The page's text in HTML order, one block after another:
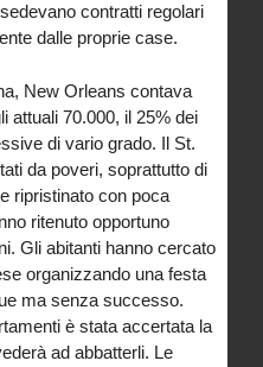
contratti regolari
dalle proprie case.
New Orleans contava
attuali 70.000, il 25% dei
di vario grado. Il St.
da poveri, soprattutto di
ripristinato con poca
ritenuto opportuno
Gli abitanti hanno cercato
organizzando una festa
ma senza successo.
è stata accertata la
ad abbatterli. Le